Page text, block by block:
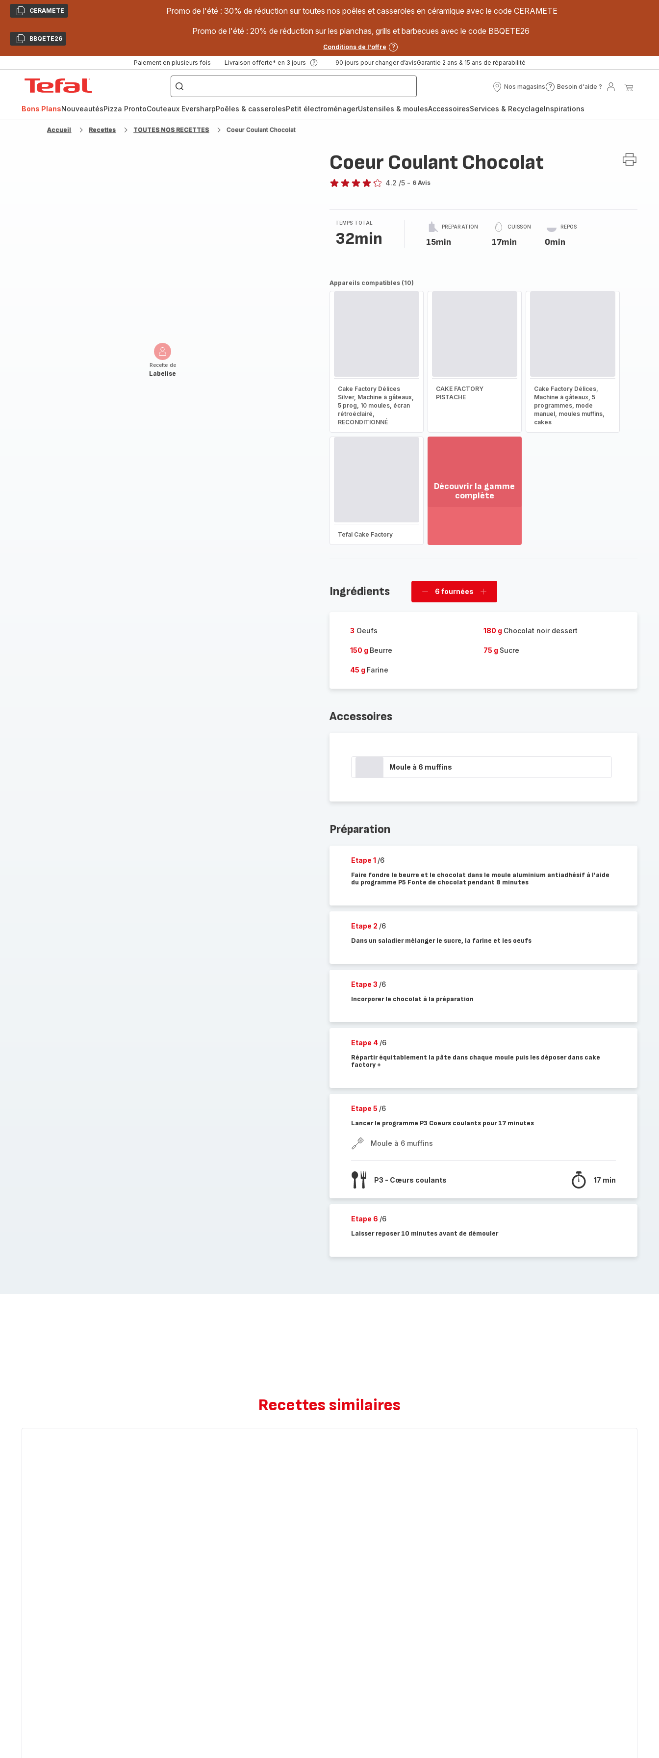
CopierCERAMETE Promo de l'été : 30% de réduction sur toutes nos poêles et casseroles en céramique avec le code CERAMETE
CopierBBQETE26
Promo de l'été : 20% de réduction sur les planchas, grills et barbecues avec le code BBQETE26
Conditions de l'offre
Paiement en plusieurs fois Livraison offerte* en 3 jours 90 jours pour changer d’avisGarantie 2 ans & 15 ans de réparabilité
["Poêles
inox,
Cake
Factory,
Nos magasins
Nos
Besoin d'aide ?
Besoin
?
Mon
Bons PlansNouveautésPizza ProntoCouteaux EversharpPoêles & casserolesPetit électroménagerUstensiles & moulesAccessoiresServices & RecyclageInspirations
Accueil Recettes TOUTES NOS RECETTES Coeur Coulant Chocolat
Recette de
Labelise
Coeur Coulant Chocolat
4.2 /5 - 6 Avis
TEMPS TOTAL
32min
PRÉPARATION
15min
CUISSON
17min
REPOS
0min
Appareils compatibles (10)
Cake Factory Délices
Silver, Machine à gâteaux,
5 prog, 10 moules, écran
rétroéclairé,
RECONDITIONNÉ
CAKE FACTORY
PISTACHE
Cake Factory Délices,
Machine à gâteaux, 5
programmes, mode
manuel, moules muffins,
cakes
Tefal Cake Factory
Découvrir la gamme
complète
la
Ingrédients
Supprimer
6 fournées
Ajouter
3 Oeufs 180 g Chocolat noir dessert
150 g Beurre 75 g Sucre
45 g Farine
Accessoires
Moule à 6 muffins
Préparation
Etape 1 /6
Faire fondre le beurre et le chocolat dans le moule aluminium antiadhésif à l'aide
du programme P5 Fonte de chocolat pendant 8 minutes
Etape 2 /6
Dans un saladier mélanger le sucre, la farine et les oeufs
Etape 3 /6
Incorporer le chocolat à la préparation
Etape 4 /6
Répartir équitablement la pâte dans chaque moule puis les déposer dans cake
factory +
Etape 5 /6
Lancer le programme P3 Coeurs coulants pour 17 minutes
Moule à 6 muffins
P3 - Cœurs coulants 17 min
Etape 6 /6
Laisser reposer 10 minutes avant de démouler
Recettes similaires